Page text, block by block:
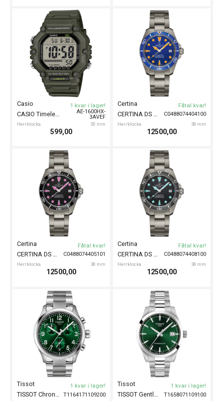
AE-1600HX-
3AVEF
Casio
Herrklocka 50 mm
CASIO Timeless Extra Long 50mm
1 kvar i lager!
599,00
C0488074404100
Certina
Herrklocka 38 mm
Fåtal kvar!
12500,00
C0488074405101
Certina
Herrklocka 38 mm
Fåtal kvar!
12500,00
C0488074408100
Certina
Herrklocka 38 mm
Fåtal kvar!
12500,00
T1164171109200
Tissot
TISSOT Chrono L 42mm
1 kvar i lager!
T1658071109100
Tissot
TISSOT Gentleman Automatic 38mm
1 kvar i lager!